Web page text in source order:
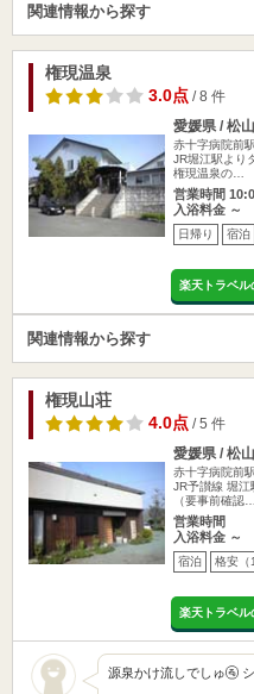
関連情報から探す
権現温泉
3.0点/ 8 件
愛媛県 / 松
赤十字病院前
JR堀江駅より
権現温泉の…
営業時間
入浴料金 ～
日帰り 宿泊
楽天トラベル
関連情報から探す
権現山荘
4.0点/ 5 件
愛媛県 / 松
赤十字病院前
JR予讃線 堀
（要事前確認…
営業時間
入浴料金 ～
宿泊 格安（
楽天トラベル
源泉かけ流しでしゅ🚰